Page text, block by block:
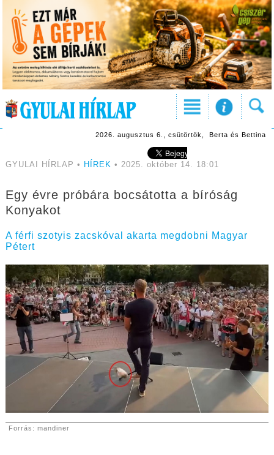
2026. augusztus 6., csütörtök, Berta és Bettina
GYULAI HÍRLAP • HÍREK • 2025. október 14. 18:01
Egy évre próbára bocsátotta a bíróság
Konyakot
A férfi szotyis zacskóval akarta megdobni Magyar
Pétert
Forrás: mandiner